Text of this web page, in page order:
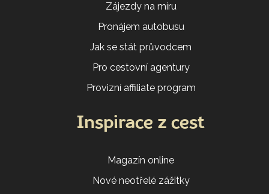
Zájezdy na míru
Pronájem autobusu
Jak se stát průvodcem
Pro cestovní agentury
Provizní affiliate program
Inspirace z cest
Magazín online
Nové neotřelé zážitky